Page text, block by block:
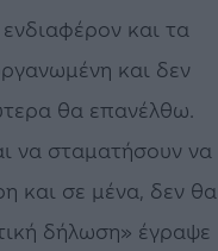
και τα
και δεν
θα επανέλθω.
να σταματήσουν να
και σε μένα, δεν θα
δήλωση» έγραψε